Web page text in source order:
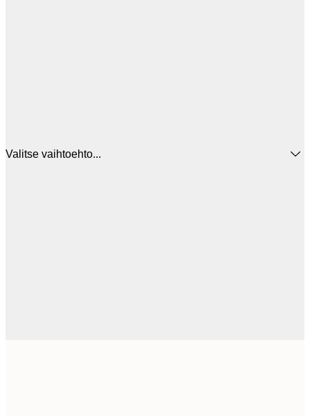
Valitse vaihtoehto...